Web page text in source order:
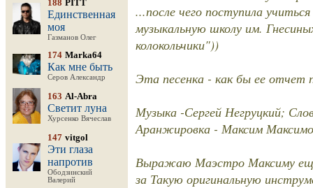
188 PITT
Единственная
моя
Газманов Олег
174 Marka64
Как мне быть
Серов Александр
163 Al-Abra
Светит луна
Хурсенко Вячеслав
147 vitgol
Эти глаза
напротив
Ободзинский
Валерий
...после чего поступила
музыкальную школу им.
колокольчики"))
Эта песенка - как бы ее отчет
Музыка -Сергей Негруцкий;
Аранжировка - Максим
Выражаю Маэстро Максиму
за Такую оригинальную